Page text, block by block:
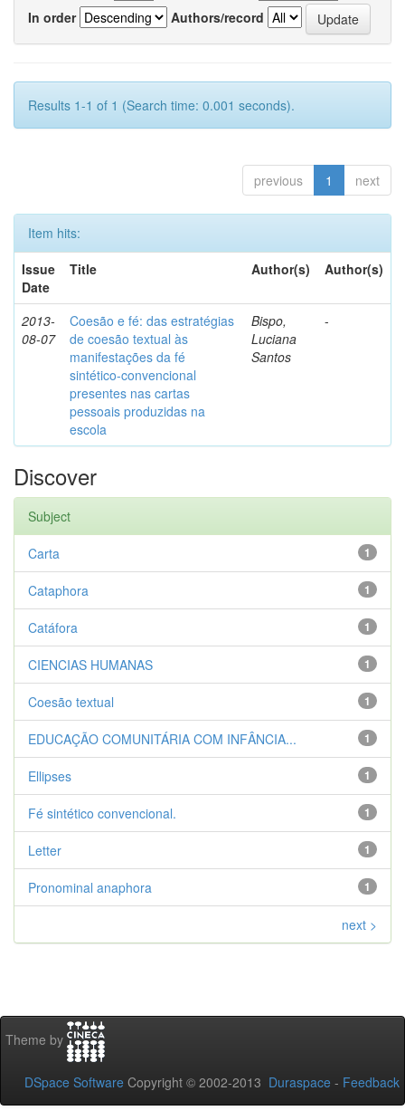
In order
Authors/record
Results 1-1 of 1 (Search time: 0.001 seconds).
previous 1 next
Item hits:
Issue
Date
Title Author(s) Author(s)
2013-
08-07
Coesão e fé: das estratégias
de coesão textual às
manifestações da fé
sintético-convencional
presentes nas cartas
pessoais produzidas na
escola
Bispo,
Luciana
Santos
-
Discover
Subject
1
Carta
1
Cataphora
1
Catáfora
1
CIENCIAS HUMANAS
1
Coesão textual
1
EDUCAÇÃO COMUNITÁRIA COM INFÂNCIA...
1
Ellipses
1
Fé sintético convencional.
1
Letter
1
Pronominal anaphora
next >
Theme by
DSpace Software Copyright © 2002-2013 Duraspace - Feedback